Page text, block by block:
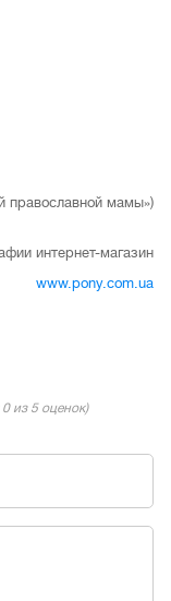
православной мамы»)
интернет-магазин
www.pony.com.ua
0из 5 оценок)